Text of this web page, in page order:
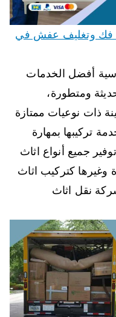
نقل عفش القادسية 50993766 فك وتغليف عفش في
أفضل الخدمات
ومتطورة،
ذات نوعيات ممتازة
تركيبها بمهارة
جميع أنواع اثاث
وغيرها كتركيب اثاث
نقل اثاث